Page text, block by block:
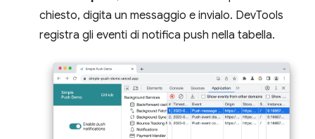
chiesto, digita un messaggio e invialo. DevTools
registra gli eventi di notifica push nella tabella.